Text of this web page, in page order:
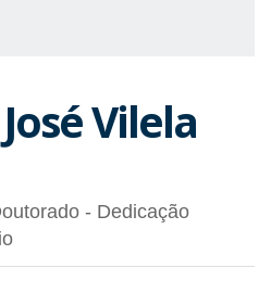
Vilela
- Dedicação